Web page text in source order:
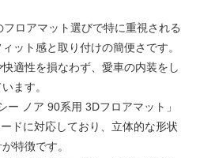
ロアマット選びで特に重視される
ット感と取り付けの簡便さです。
適性を損なわず、愛車の内装をし
ます。
ノア 90系用 3Dフロアマット」
ドに対応しており、立体的な形状
特徴です。